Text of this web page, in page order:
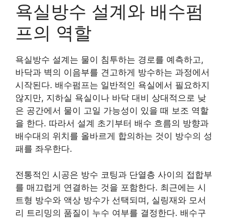
욕실방수 설계와 배수펌
프의 역할
욕실방수 설계는 물이 침투하는 경로를 예측하고,
바닥과 벽의 이음부를 견고하게 방수하는 과정에서
시작된다. 배수펌프는 일반적인 욕실에서 필요하지
않지만, 지하실 욕실이나 바닥 대비 상대적으로 낮
은 공간에서 물이 고일 가능성이 있을 때 보조 역할
을 한다. 따라서 설계 초기부터 배수 흐름의 방향과
배수대의 위치를 올바르게 합의하는 것이 방수의 성
패를 좌우한다.
전통적인 시공은 방수 코팅과 단열층 사이의 접합부
를 매끄럽게 연결하는 것을 포함한다. 최근에는 시
트형 방수와 액상 방수가 선택되며, 실링재와 모서
리 트리밍의 품질이 누수 여부를 결정한다. 배수구